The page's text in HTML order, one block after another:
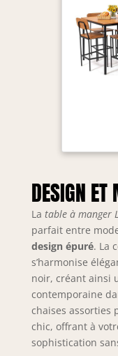
DESIGN
La table à manger
parfait entre
design épuré. La
s’harmonise
noir, créant ainsi
contemporaine
chaises assorties
chic, offrant à
sophistication